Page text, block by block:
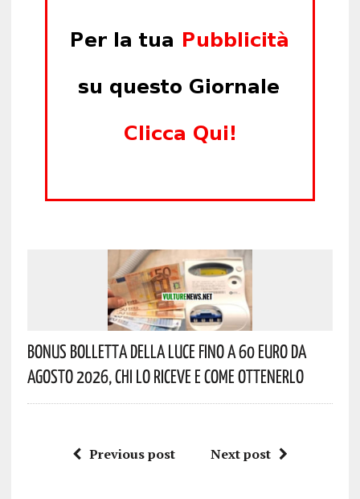
Bonus Bolletta Della Luce Fino A 60 Euro Da
Agosto 2026, Chi Lo Riceve E Come Ottenerlo
Previous post Next post